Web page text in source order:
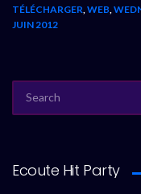
TÉLÉCHARGER,WEB,
JUIN 2012
FOR:
Ecoute Hit Party